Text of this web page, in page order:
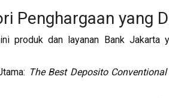
Penghargaan yang
produk dan layanan Bank Jakarta
The Best Deposito